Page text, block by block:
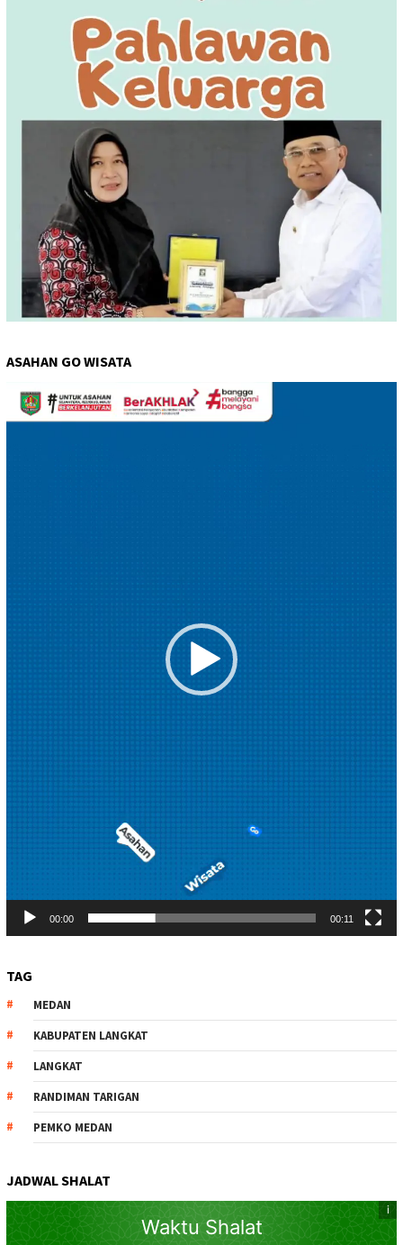
ASAHAN GO WISATA
Pemutar
Video
00:00 00:11
TAG
MEDAN
KABUPATEN LANGKAT
LANGKAT
RANDIMAN TARIGAN
PEMKO MEDAN
JADWAL SHALAT